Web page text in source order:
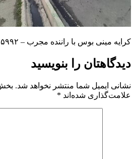
کرایه مینی بوس با راننده مجرب – ۰۹۱۲۳۱۴۵۹۹۲
دیدگاهتان را بنویسید
نشانی ایمیل شما منتشر نخواهد شد.
علامت‌گذاری شده‌اند *